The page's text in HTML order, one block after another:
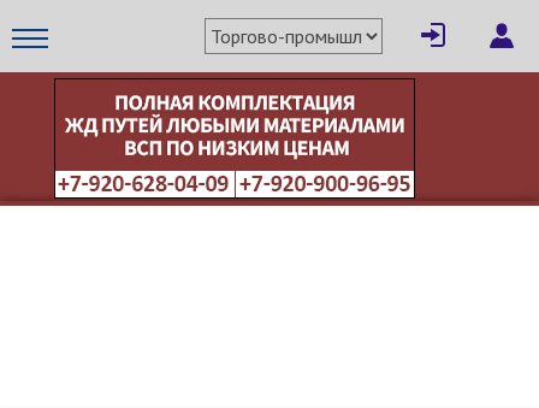
× Написать поставщику